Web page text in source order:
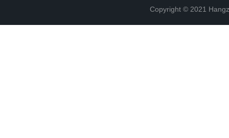
Copyright © 2021